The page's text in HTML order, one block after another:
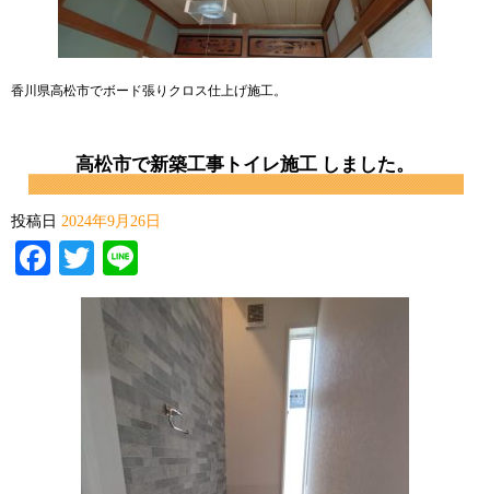
香川県高松市でボード張りクロス仕上げ施工。
高松市で新築工事トイレ施工 しました。
投稿日 2024年9月26日
Facebook
Twitter